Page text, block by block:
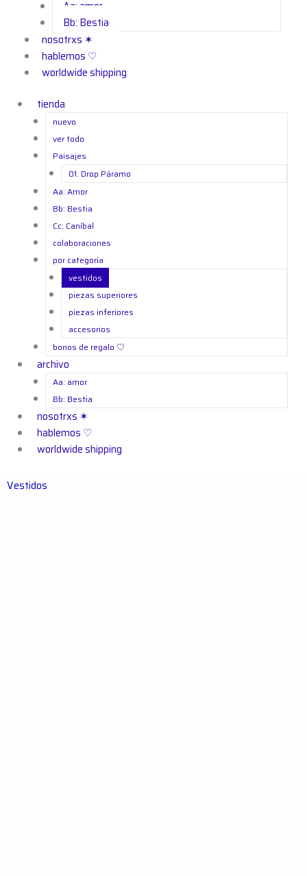
Aa: amor
Bb: Bestia
nosotrxs ✶
hablemos ♡
worldwide shipping
tienda
nuevo
ver todo
Paisajes
01. Drop Páramo
Aa: Amor
Bb: Bestia
Cc: Caníbal
colaboraciones
por categoría
vestidos
piezas superiores
piezas inferiores
accesorios
bonos de regalo ㅤ♡
archivo
Aa: amor
Bb: Bestia
nosotrxs ✶
hablemos ♡
worldwide shipping
Vestidos